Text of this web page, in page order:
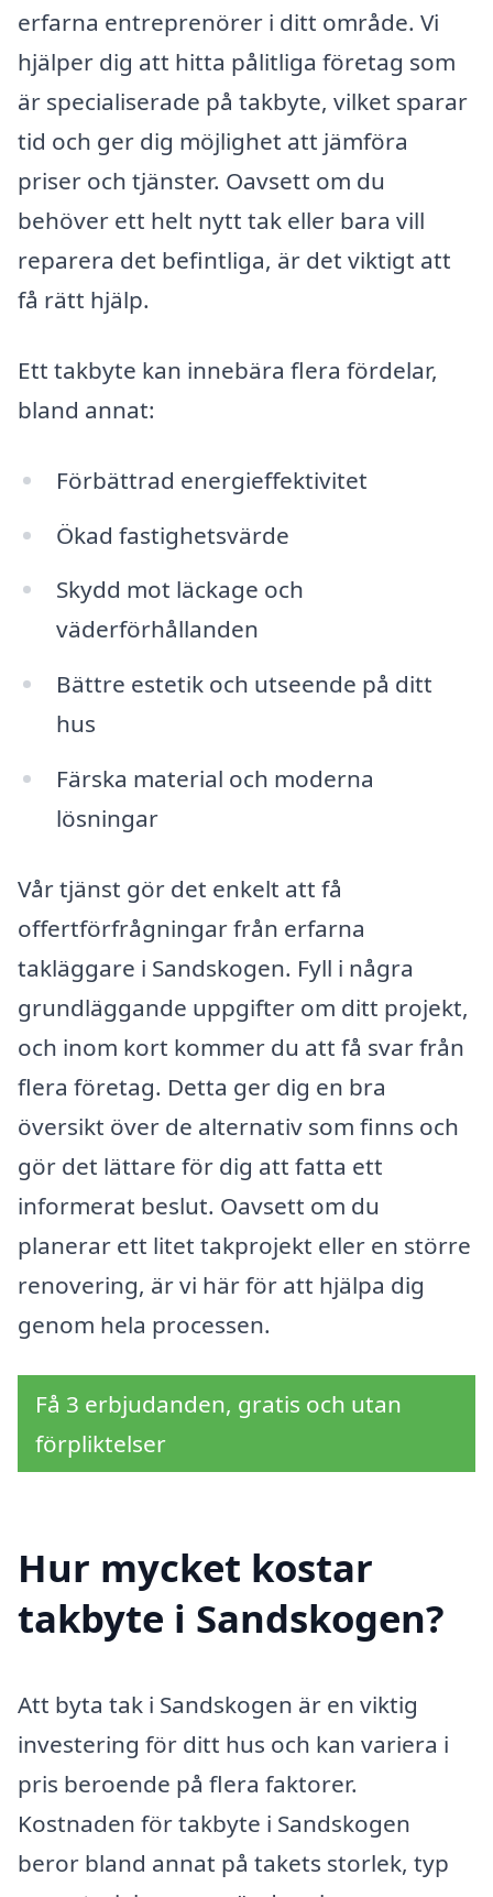
erfarna entreprenörer i ditt område. Vi
hjälper dig att hitta pålitliga företag som
är specialiserade på takbyte, vilket sparar
tid och ger dig möjlighet att jämföra
priser och tjänster. Oavsett om du
behöver ett helt nytt tak eller bara vill
reparera det befintliga, är det viktigt att
få rätt hjälp.
Ett takbyte kan innebära flera fördelar,
bland annat:
Förbättrad energieffektivitet
Ökad fastighetsvärde
Skydd mot läckage och
väderförhållanden
Bättre estetik och utseende på ditt
hus
Färska material och moderna
lösningar
Vår tjänst gör det enkelt att få
offertförfrågningar från erfarna
takläggare i Sandskogen. Fyll i några
grundläggande uppgifter om ditt projekt,
och inom kort kommer du att få svar från
flera företag. Detta ger dig en bra
översikt över de alternativ som finns och
gör det lättare för dig att fatta ett
informerat beslut. Oavsett om du
planerar ett litet takprojekt eller en större
renovering, är vi här för att hjälpa dig
genom hela processen.
Få 3 erbjudanden, gratis och utan
förpliktelser
Hur mycket kostar
takbyte i Sandskogen?
Att byta tak i Sandskogen är en viktig
investering för ditt hus och kan variera i
pris beroende på flera faktorer.
Kostnaden för takbyte i Sandskogen
beror bland annat på takets storlek, typ